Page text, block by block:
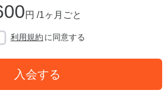
円 /1ヶ月ごと
利用規約 に同意する
入会する